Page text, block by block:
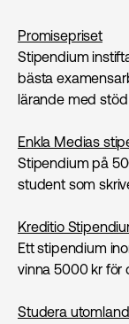
Promisepriset
Stipendium
bästa
lärande med
Enkla Medias
Stipendium på
student som
Kreditio
Ett stipendium
vinna 5000 kr för
Studera